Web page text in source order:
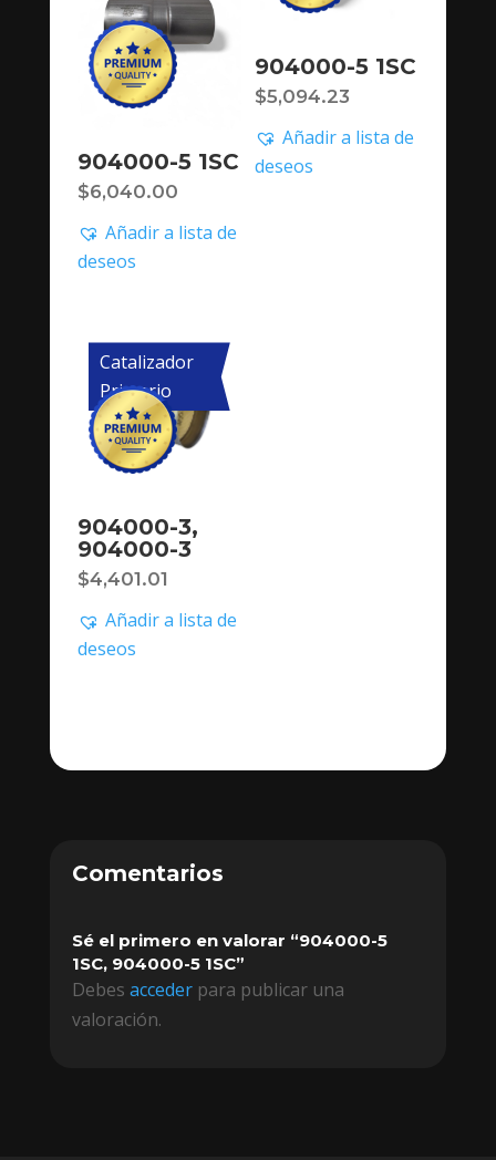
904000-5 1SC
$6,040.00
Añadir a lista de
deseos
904000-5 1SC
$5,094.23
Añadir a lista de
deseos
Catalizador
Primario
904000-3,
904000-3
$4,401.01
Añadir a lista de
deseos
Comentarios
Sé el primero en valorar “904000-5
1SC, 904000-5 1SC”
Debes accederpara publicar una
valoración.